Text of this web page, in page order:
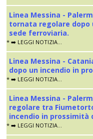
Linea Messina -
tornata regolare dopo
sede ferroviaria.
* ➡️ LEGGI NOTIZIA...
Linea Messina -
dopo un incendio in
* ➡️ LEGGI NOTIZIA...
Linea Messina -
regolare tra
incendio in prossimità
* ➡️ LEGGI NOTIZIA...